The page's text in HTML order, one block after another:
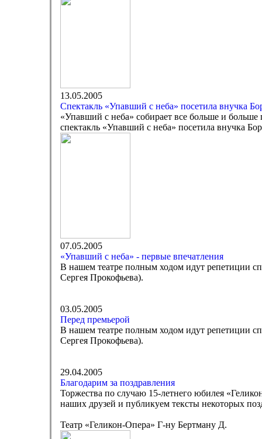
13.05.2005
Спектакль «Упавший с неба» посетила внучка
«Упавший с неба» собирает все больше и
спектакль «Упавший с неба» посетила внучка
07.05.2005
«Упавший с неба» - первые впечатления
В нашем театре полным ходом идут репетиции
Сергея Прокофьева).
03.05.2005
Перед премьерой
В нашем театре полным ходом идут репетиции
Сергея Прокофьева).
29.04.2005
Благодарим за поздравления
Торжества по случаю 15-летнего юбилея
наших друзей и публикуем тексты некоторых
Театр «Геликон-Опера» Г-ну Бертману Д.